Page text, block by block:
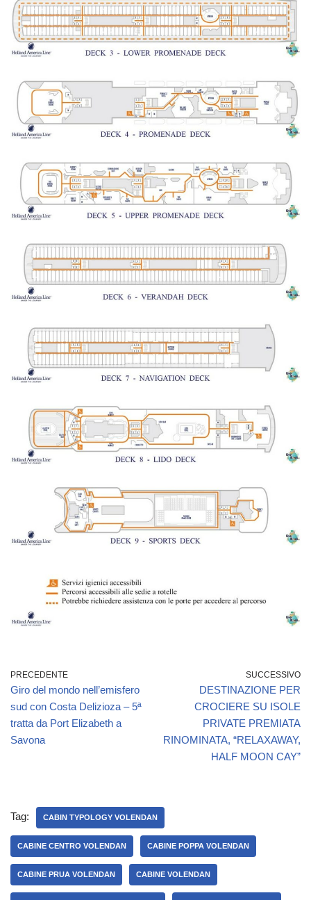
PRECEDENTE
Giro del mondo nell’emisfero
sud con Costa Delizioza – 5ª
tratta da Port Elizabeth a
Savona
SUCCESSIVO
DESTINAZIONE PER
CROCIERE SU ISOLE
PRIVATE PREMIATA
RINOMINATA, “RELAXAWAY,
HALF MOON CAY”
Tag: CABIN TYPOLOGY VOLENDAN
CABINE CENTRO VOLENDAN CABINE POPPA VOLENDAN
CABINE PRUA VOLENDAN CABINE VOLENDAN